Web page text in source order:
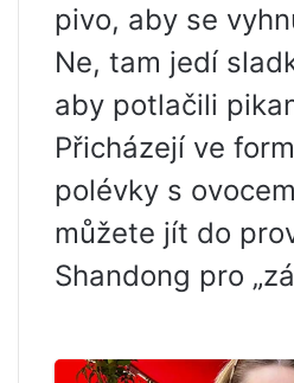
pivo, aby se
Ne, tam jedí
aby potlačili
Přicházejí ve
polévky s
můžete jít do
Shandong pro